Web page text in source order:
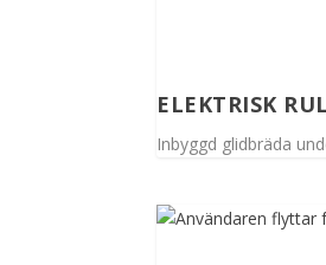
ELEKTRISK
Inbyggd glidbräda